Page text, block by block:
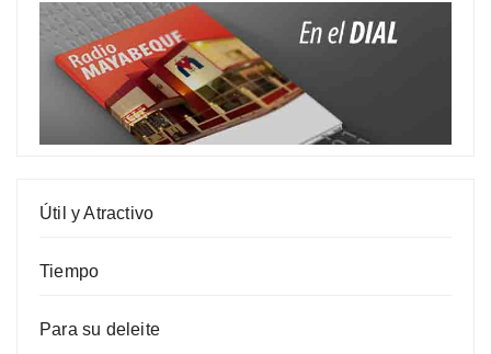
Útil y Atractivo
Tiempo
Para su deleite